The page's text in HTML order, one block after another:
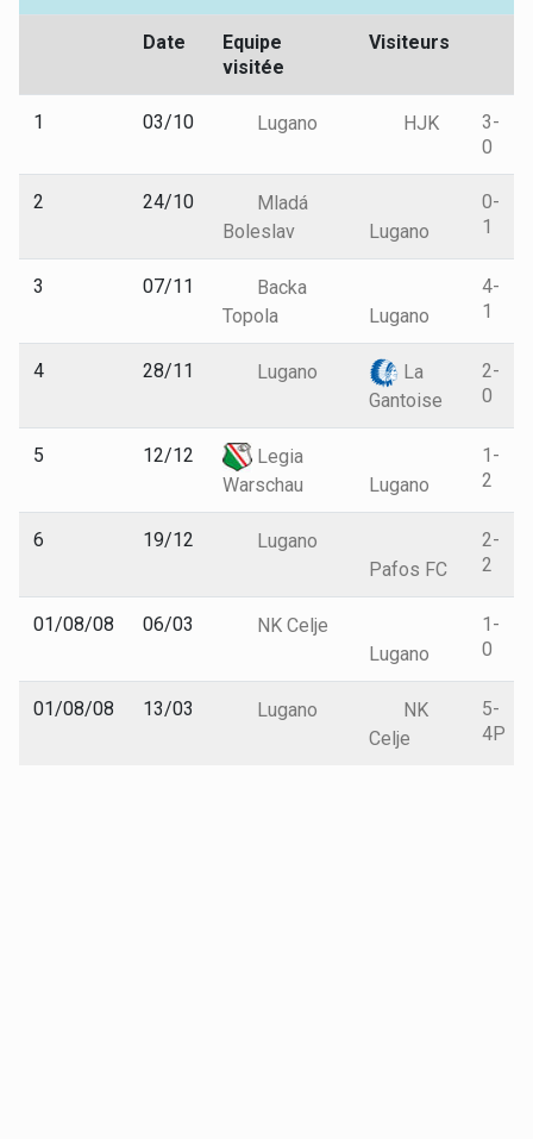
Date
Equipe
visitée
Visiteurs
1 03/10 Lugano HJK
3-
0
2 24/10
Mladá
Boleslav
Lugano
0-
1
3 07/11
Backa
Topola
Lugano
4-
1
4 28/11 Lugano
La
Gantoise
2-
0
5 12/12
Legia
Warschau
Lugano
1-
2
6 19/12
Lugano
Pafos FC
2-
2
01/08/08 06/03
NK Celje
Lugano
1-
0
01/08/08 13/03 Lugano
NK
Celje
5-
4P